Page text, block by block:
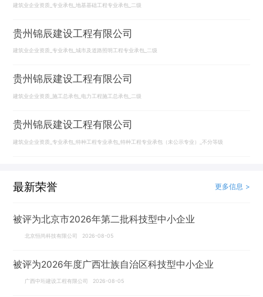
建筑业企业资质_专业承包_地基基础工程专业承包_二级
贵州锦辰建设工程有限公司
建筑业企业资质_专业承包_城市及道路照明工程专业承包_二级
贵州锦辰建设工程有限公司
建筑业企业资质_施工总承包_电力工程施工总承包_二级
贵州锦辰建设工程有限公司
建筑业企业资质_专业承包_特种工程专业承包_特种工程专业承包（未公示专业）_不分等级
最新荣誉 更多信息 >
被评为北京市2026年第二批科技型中小企业
北京恒尚科技有限公司 2026-08-05
被评为2026年度广西壮族自治区科技型中小企业
广西中珩建设工程有限公司 2026-08-05